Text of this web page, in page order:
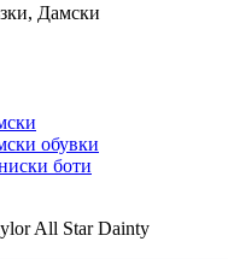
, Дамски
обувки
боти
All Star Dainty